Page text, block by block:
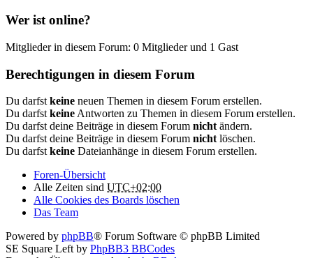
Wer ist online?
Mitglieder in diesem Forum: 0 Mitglieder und 1 Gast
Berechtigungen in diesem Forum
Du darfst keine neuen Themen in diesem Forum erstellen.
Du darfst keine Antworten zu Themen in diesem Forum erstellen.
Du darfst deine Beiträge in diesem Forum nicht ändern.
Du darfst deine Beiträge in diesem Forum nicht löschen.
Du darfst keine Dateianhänge in diesem Forum erstellen.
Foren-Übersicht
Alle Zeiten sind UTC+02:00
Alle Cookies des Boards löschen
Das Team
Powered by phpBB® Forum Software © phpBB Limited
SE Square Left by PhpBB3 BBCodes